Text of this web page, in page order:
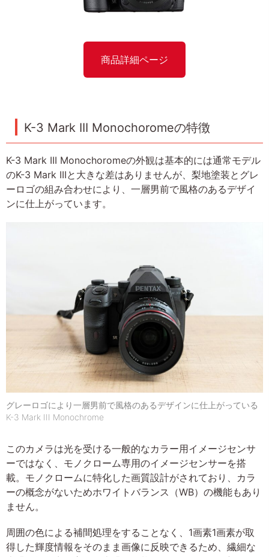
商品詳細ページ
K-3 Mark III Monochoromeの特徴
K-3 Mark III Monochoromeの外観は基本的には通常モデル
のK-3 Mark IIIと大きな差はありませんが、梨地塗装とグレ
ーロゴの組み合わせにより、一層男前で風格のあるデザイ
ンに仕上がっています。
グレーロゴにより一層男前で風格のあるデザインに仕上がっている
K-3 Mark III Monochrome
このカメラは光を受ける一般的なカラー用イメージセンサ
ーではなく、モノクローム専用のイメージセンサーを搭
載。モノクロームに特化した画質設計がされており、カラ
ーの概念がないためホワイトバランス（WB）の機能もあり
ません。
周囲の色による補間処理をすることなく、1画素1画素が取
得した輝度情報をそのまま画像に反映できるため、繊細な